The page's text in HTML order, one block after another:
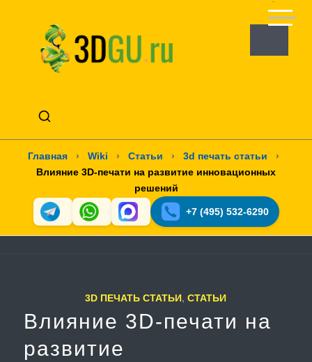
Главная › Wiki › Статьи › 3d печать статьи
›
Влияние 3D-печати на развитие инновационных
решений
+7 (495) 532-6290
3D ПЕЧАТЬ СТАТЬИ,СТАТЬИ
Влияние 3D-печати на
развитие